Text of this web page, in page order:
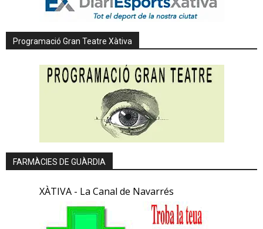
Programació Gran Teatre Xàtiva
FARMÀCIES DE GUÀRDIA
XÀTIVA - La Canal de Navarrés